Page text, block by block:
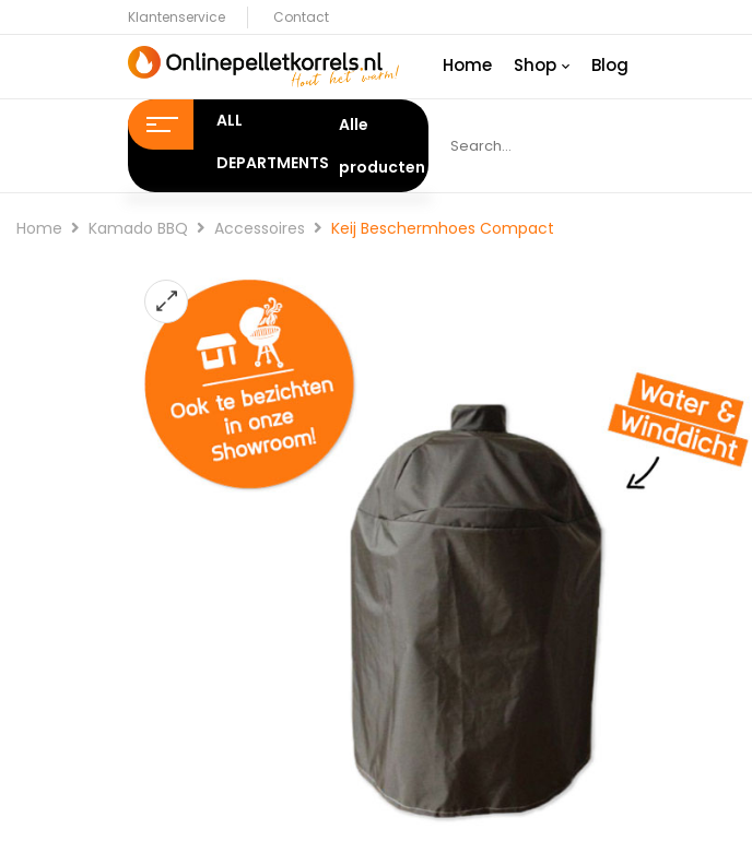
Klantenservice Contact
Home Shop Blog
ALL
DEPARTMENTS
Home Kamado BBQ Accessoires Keij Beschermhoes Compact